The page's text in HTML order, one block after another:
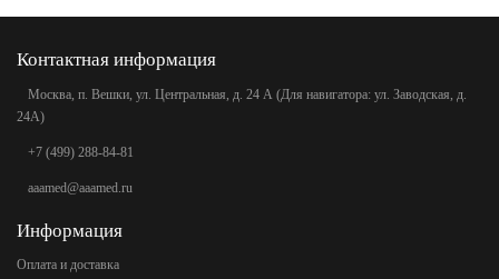
Контактная информация
Москва, п. Вешки, ул. Центральная, д. 24 А (Для навигатора: ул. Заводская, д.
24А)
+7 (499) 288-84-81
aaamed@aaamed.ru
Информация
Оплата и доставка